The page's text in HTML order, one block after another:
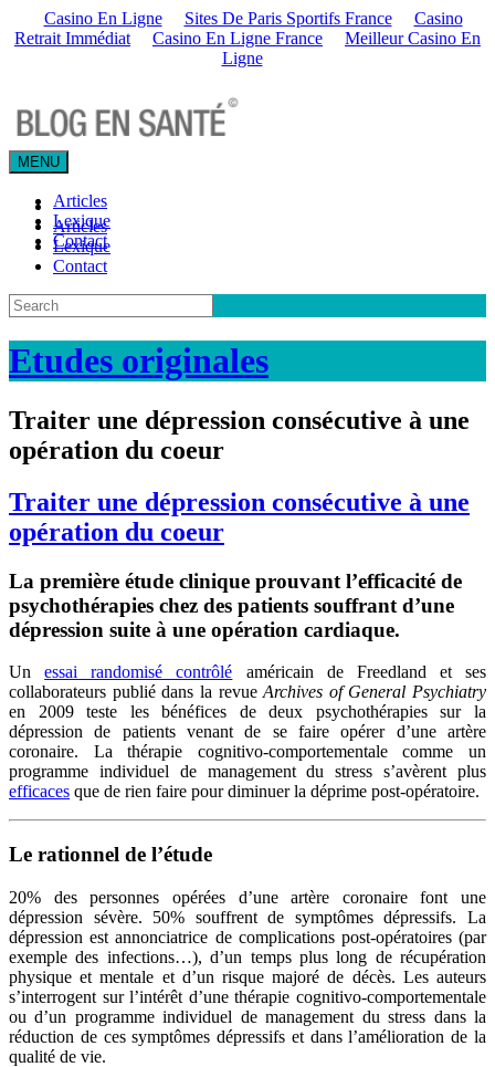
Casino En Ligne Sites De Paris Sportifs France
Casino
Retrait Immédiat
Casino En Ligne France
Meilleur Casino En
Ligne
MENU
Articles
Lexique
Contact
Articles
Lexique
Contact
Etudes originales
Traiter une dépression consécutive à une
opération du coeur
Traiter une dépression consécutive à une
opération du coeur
La première étude clinique prouvant l’efficacité de
psychothérapies chez des patients souffrant d’une
dépression suite à une opération cardiaque.
Unessai randomisé contrôlé américain de Freedland et ses
collaborateurs publié dans la revueArchives of General Psychiatry
en 2009 teste les bénéfices de deux psychothérapies sur la
dépression de patients venant de se faire opérer d’une artère
coronaire. La thérapie cognitivo-comportementale comme un
programme individuel de management du stress s’avèrent plus
efficaces que de rien faire pour diminuer la déprime post-opératoire.
Le rationnel de l’étude
20% des personnes opérées d’une artère coronaire font une
dépression sévère. 50% souffrent de symptômes dépressifs. La
dépression est annonciatrice de complications post-opératoires (par
exemple des infections…), d’un temps plus long de récupération
physique et mentale et d’un risque majoré de décès. Les auteurs
s’interrogent sur l’intérêt d’une thérapie cognitivo-comportementale
ou d’un programme individuel de management du stress dans la
réduction de ces symptômes dépressifs et dans l’amélioration de la
qualité de vie.